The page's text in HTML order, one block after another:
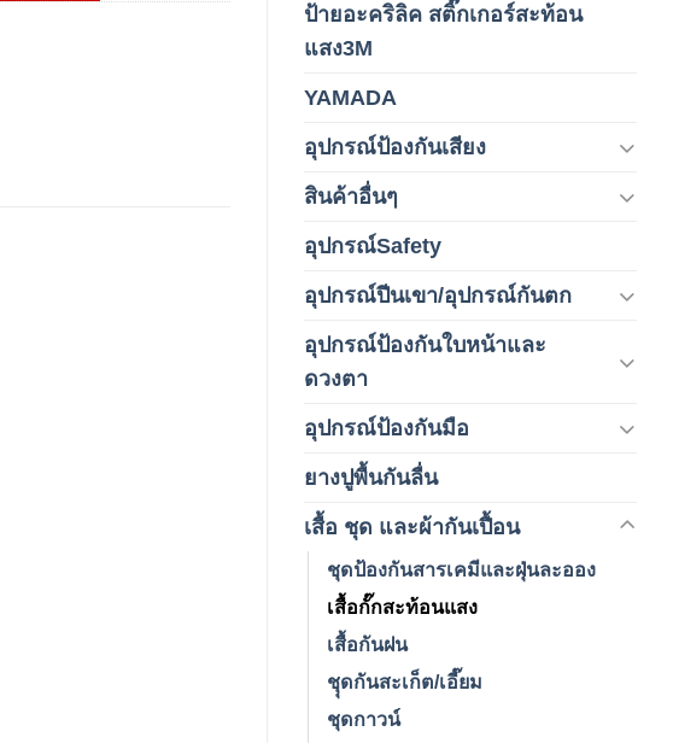
ป้ายอะคริลิค สติ๊กเกอร์สะท้อน
แสง3M
YAMADA
อุปกรณ์ป้องกันเสียง
สินค้าอื่นๆ
อุปกรณ์Safety
อุปกรณ์ปีนเขา/อุปกรณ์กันตก
อุปกรณ์ป้องกันใบหน้าและ
ดวงตา
อุปกรณ์ป้องกันมือ
ยางปูพื้นกันลื่น
เสื้อ ชุด และผ้ากันเปื้อน
ชุดป้องกันสารเคมีและฝุ่นละออง
เสื้อกั๊กสะท้อนแสง
เสื้อกันฝน
ชุุดกันสะเก็ต/เอี๊ยม
ชุดกาวน์